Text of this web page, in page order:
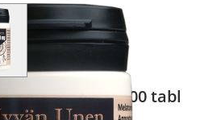
larger image
1,9 mg 100 tabl